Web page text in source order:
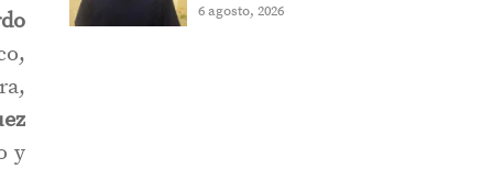
y
6 agosto, 2026